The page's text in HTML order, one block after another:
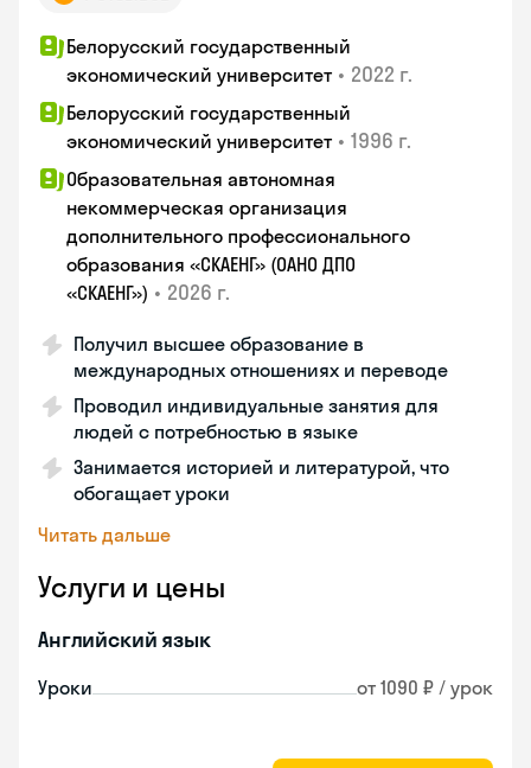
Белорусский государственный
экономический университет • 2022 г.
Белорусский государственный
экономический университет • 1996 г.
Образовательная автономная
некоммерческая организация
дополнительного профессионального
образования «СКАЕНГ» (ОАНО ДПО
«СКАЕНГ») • 2026 г.
Получил высшее образование в
международных отношениях и переводе
Проводил индивидуальные занятия для
людей с потребностью в языке
Занимается историей и литературой, что
обогащает уроки
Читать дальше
Услуги и цены
Английский язык
Уроки от 1090 ₽ / урок